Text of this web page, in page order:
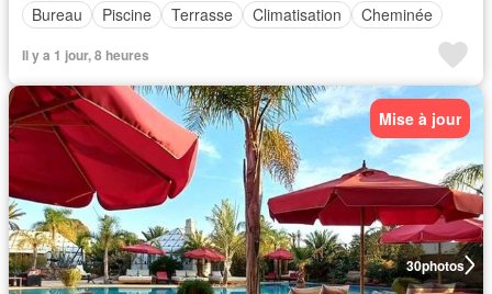
Bureau
Piscine Terrasse Climatisation Cheminée
Il y a 1 jour, 8 heures
30photos
Mise à jour